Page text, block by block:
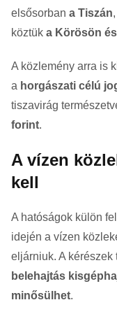
elsősorban a Tiszán
köztük a Körösön
A közlemény arra is
a horgászati célú
tiszavirág
forint.
A vízen
kell
A hatóságok külön
idején a vízen
eljárniuk. A kérészek
belehajtás
minősülhet.